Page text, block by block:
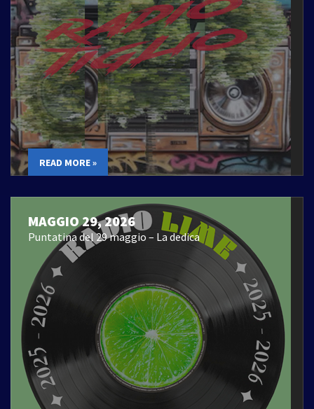
READ MORE »
MAGGIO 29, 2026
Puntatina del 29 maggio – La dedica